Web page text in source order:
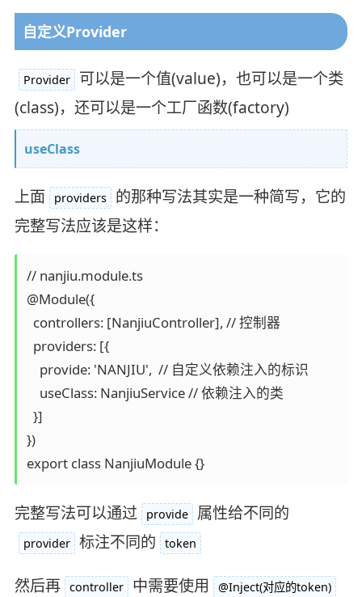
自定义Provider
Provider
可以是一个值(value)，也可以是一个类
(class)，还可以是一个工厂函数(factory)
useClass
上面 providers
的那种写法其实是一种简写，它的
完整写法应该是这样：
// nanjiu.module.ts
@Module({
  controllers: [NanjiuController], // 控制器
  providers: [{
    provide: 'NANJIU',  // 自定义依赖注入的标识
    useClass: NanjiuService // 依赖注入的类
  }]
})
export class NanjiuModule {}
完整写法可以通过 provide 属性给不同的
provider 标注不同的 token
然后再 controller 中需要使用 @Inject(对应的token)